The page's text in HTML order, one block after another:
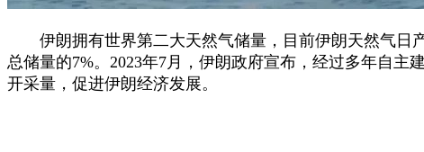
伊朗拥有世界第二大天然气储量，目前伊朗天然气日产
总储量的7%。2023年7月，伊朗政府宣布，经过多年自
开采量，促进伊朗经济发展。